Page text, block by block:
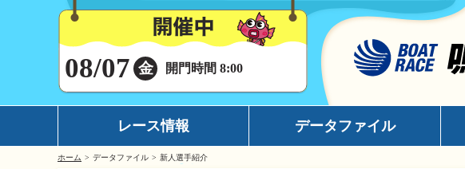
08/07 金 開門時間 8:00
レース情報 データファイル
ホーム データファイル 新人選手紹介